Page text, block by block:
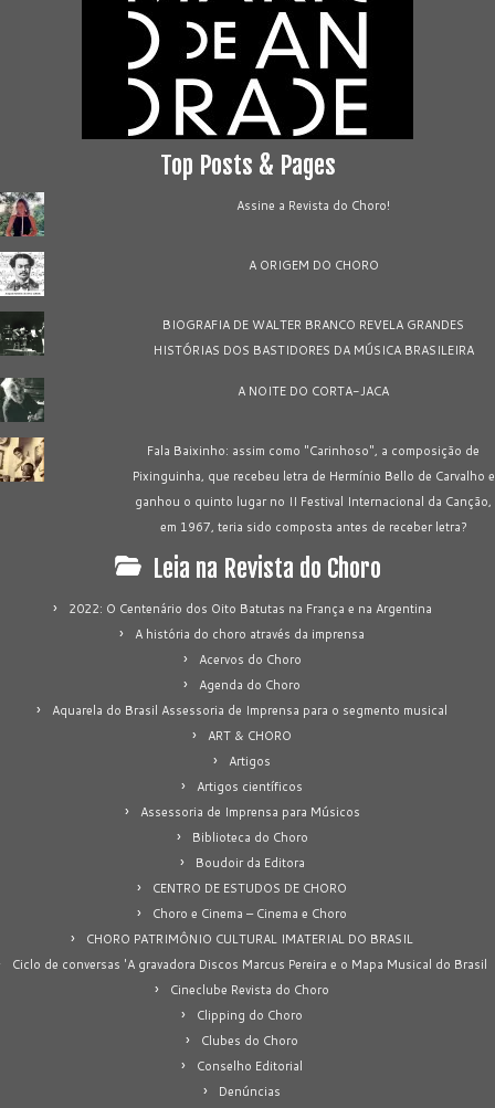
Top Posts & Pages
Assine a Revista do Choro!
A ORIGEM DO CHORO
BIOGRAFIA DE WALTER BRANCO REVELA GRANDES
HISTÓRIAS DOS BASTIDORES DA MÚSICA BRASILEIRA
A NOITE DO CORTA-JACA
Fala Baixinho: assim como "Carinhoso", a composição de
Pixinguinha, que recebeu letra de Hermínio Bello de Carvalho e
ganhou o quinto lugar no II Festival Internacional da Canção,
em 1967, teria sido composta antes de receber letra?
Leia na Revista do Choro
2022: O Centenário dos Oito Batutas na França e na Argentina
A história do choro através da imprensa
Acervos do Choro
Agenda do Choro
Aquarela do Brasil Assessoria de Imprensa para o segmento musical
ART & CHORO
Artigos
Artigos científicos
Assessoria de Imprensa para Músicos
Biblioteca do Choro
Boudoir da Editora
CENTRO DE ESTUDOS DE CHORO
Choro e Cinema – Cinema e Choro
CHORO PATRIMÔNIO CULTURAL IMATERIAL DO BRASIL
Ciclo de conversas 'A gravadora Discos Marcus Pereira e o Mapa Musical do Brasil
Cineclube Revista do Choro
Clipping do Choro
Clubes do Choro
Conselho Editorial
Denúncias